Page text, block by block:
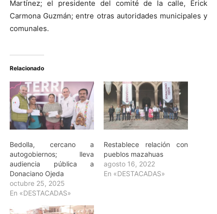
Martínez; el presidente del comité de la calle, Erick
Carmona Guzmán; entre otras autoridades municipales y
comunales.
Relacionado
Bedolla, cercano a
autogobiernos; lleva
audiencia pública a
Donaciano Ojeda
octubre 25, 2025
En «DESTACADAS»
Restablece relación con
pueblos mazahuas
agosto 16, 2022
En «DESTACADAS»